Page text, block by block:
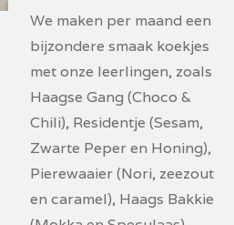
We maken per maand een
bijzondere smaak koekjes
met onze leerlingen, zoals
Haagse Gang (Choco &
Chili), Residentje (Sesam,
Zwarte Peper en Honing),
Pierewaaier (Nori, zeezout
en caramel), Haags Bakkie